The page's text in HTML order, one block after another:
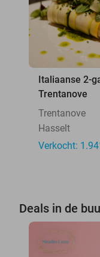
Italiaanse 2-
Trentanove
Trentanove
Hasselt
Verkocht:
Deals in de